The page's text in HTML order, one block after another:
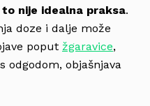
nije idealna praksa.
doze i dalje može
poput žgaravice,
odgodom, objašnjava